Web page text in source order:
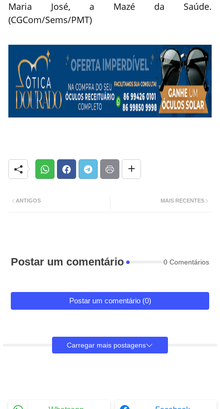
Maria José, a Mazé da Saúde.
(CGCom/Sems/PMT)
MAIS RECENTES
ANTIGOS
Postar um comentário 0 Comentários
Postar um comentário (0)
Carregar mais postagens